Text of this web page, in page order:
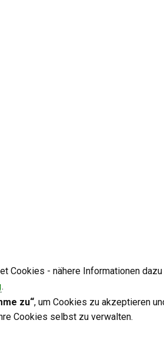
Cookies - nähere Informationen
.
zu“, um Cookies zu akzeptieren
Cookies selbst zu verwalten.